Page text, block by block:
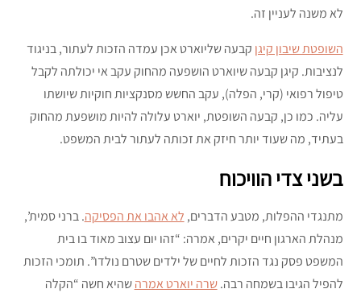
לא משנה לעניין זה.
השופטת שיבון קיגן קבעה שליוארט אכן עמדה הזכות לעתור, בניגוד
לנציבות. קיגן קבעה שיוארט הושפעה מהחוק עקב אי יכולתה לקבל
טיפול רפואי (קרי, הפלה), עקב החשש מסנקציות חוקיות שיושתו
עליה. כמו כן, קבעה השופטת, יוארט עלולה להיות מושפעת מהחוק
בעתיד, מה שעוד יותר חיזק את זכותה לעתור לבית המשפט.
בשני צדי הוויכוח
מתנגדי ההפלות, מטבע הדברים, לא אהבו את הפסיקה. ברני סמית’,
מנהלת הארגון חיים יקרים, אמרה: “זהו יום עצוב מאוד בו בית
המשפט פסק נגד הזכות לחיים של ילדים שטרם נולדו”. תומכי הזכות
להפיל הגיבו בשמחה רבה.שרה יוארט אמרהשהיא חשה “הקלה